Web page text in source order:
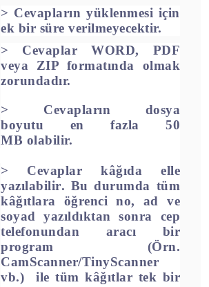
> Cevapların yüklenmesi için
ek bir süre verilmeyecektir.
> Cevaplar WORD, PDF
veya ZIP formatında olmak
zorundadır.
> Cevapların dosya
boyutu en fazla 50
MB olabilir.
> Cevaplar kâğıda elle
yazılabilir. Bu durumda tüm
kâğıtlara öğrenci no, ad ve
soyad yazıldıktan sonra cep
telefonundan aracı bir
program (Örn.
CamScanner/TinyScanner
vb.) ile tüm kâğıtlar tek bir